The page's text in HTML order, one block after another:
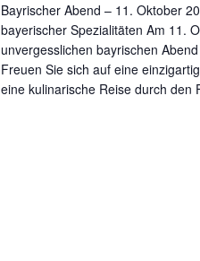
Bayrischer Abend – 11. Oktober
bayerischer Spezialitäten Am 11.
unvergesslichen bayrischen
Freuen Sie sich auf eine
eine kulinarische Reise durch